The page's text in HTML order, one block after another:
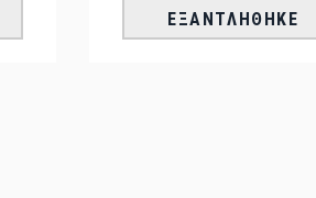
ΕΞΑΝΤΛΉΘΗΚΕ